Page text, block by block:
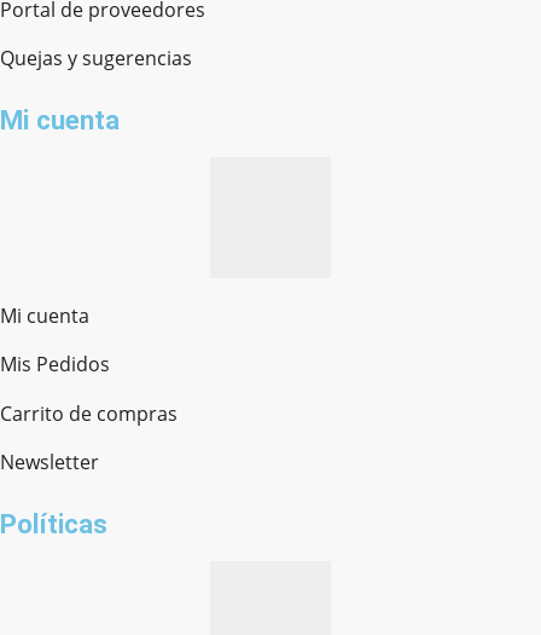
Portal de proveedores
Quejas y sugerencias
Mi cuenta
Mi cuenta
Mis Pedidos
Carrito de compras
Newsletter
Políticas